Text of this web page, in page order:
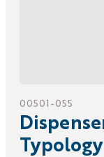
00501-055